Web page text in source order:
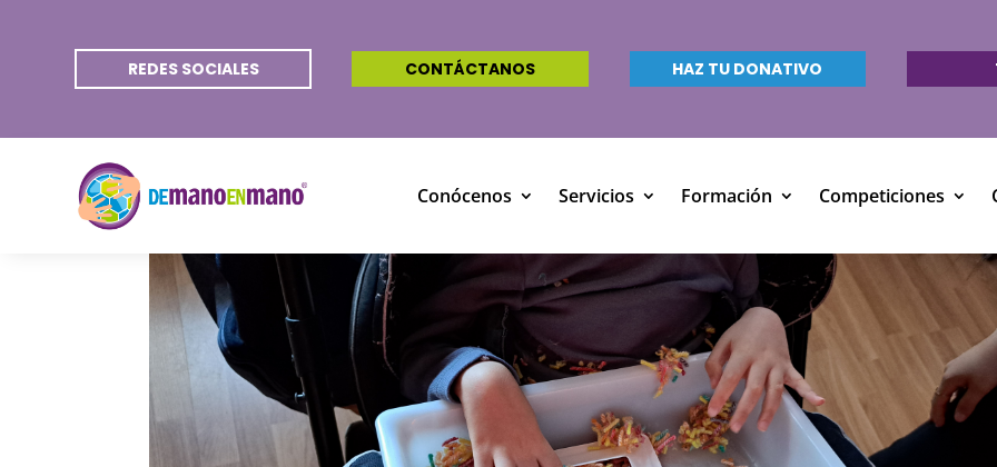
REDES SOCIALES CONTÁCTANOS HAZ TU DONATIVO
Conócenos Servicios Formación Competiciones